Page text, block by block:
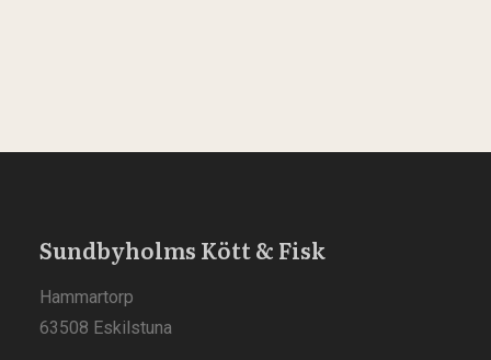
Sundbyholms Kött & Fisk
Hammartorp
63508 Eskilstuna